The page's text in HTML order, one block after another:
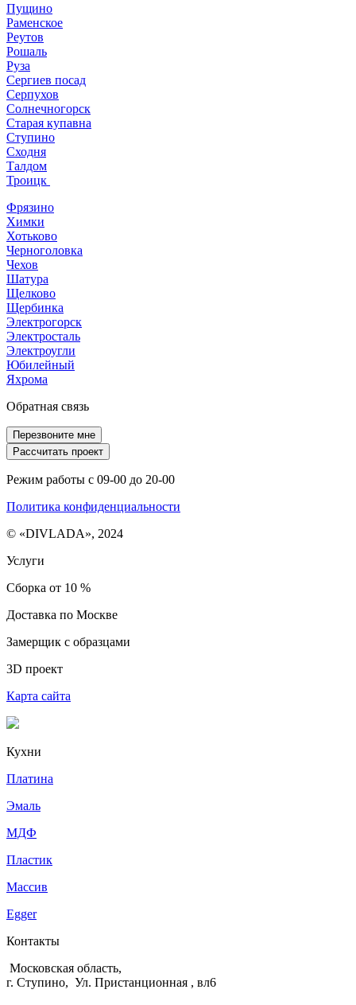
Пущино
Раменское
Реутов
Рошаль
Руза
Сергиев посад
Серпухов
Солнечногорск
Старая купавна
Ступино
Сходня
Талдом
Троицк
Фрязино
Химки
Хотьково
Черноголовка
Чехов
Шатура
Щелково
Щербинка
Электрогорск
Электросталь
Электроугли
Юбилейный
Яхрома
Обратная связь
Перезвоните мне
Рассчитать проект
Режим работы с 09-00 до 20-00
Политика конфиденциальности
© «DIVLADA», 2024
Услуги
Сборка от 10 %
Доставка по Москве
Замерщик с образцами
3D проект
Карта сайта
Кухни
Платина
Эмаль
МДФ
Пластик
Массив
Egger
Контакты
Московская область,
г. Ступино, Ул. Пристанционная , вл6